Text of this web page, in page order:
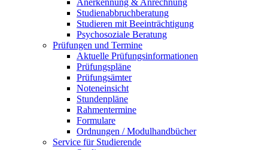
Anerkennung & Anrechnung
Studienabbruchberatung
Studieren mit Beeinträchtigung
Psychosoziale Beratung
Prüfungen und Termine
Aktuelle Prüfungsinformationen
Prüfungspläne
Prüfungsämter
Noteneinsicht
Stundenpläne
Rahmentermine
Formulare
Ordnungen / Modulhandbücher
Service für Studierende